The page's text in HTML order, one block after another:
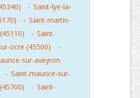
- Saint-lye-la-
- Saint-martin-
- Saint-
ocre (45500)
-
sur-aveyron
- Saint-maurice-sur-
- Saint-